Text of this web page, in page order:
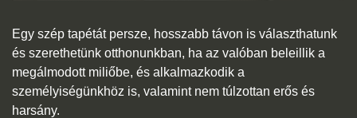
Egy szép tapétát persze, hosszabb távon is választhatunk
és szerethetünk otthonunkban, ha az valóban beleillik a
megálmodott miliőbe, és alkalmazkodik a
személyiségünkhöz is, valamint nem túlzottan erős és
harsány.